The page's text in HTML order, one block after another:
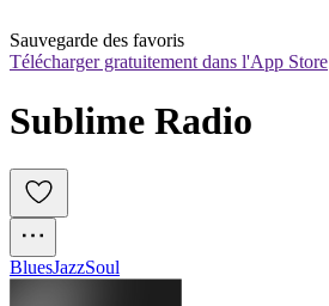
Sauvegarde des favoris
Télécharger gratuitement dans l'App Store
Sublime Radio
BluesJazzSoul